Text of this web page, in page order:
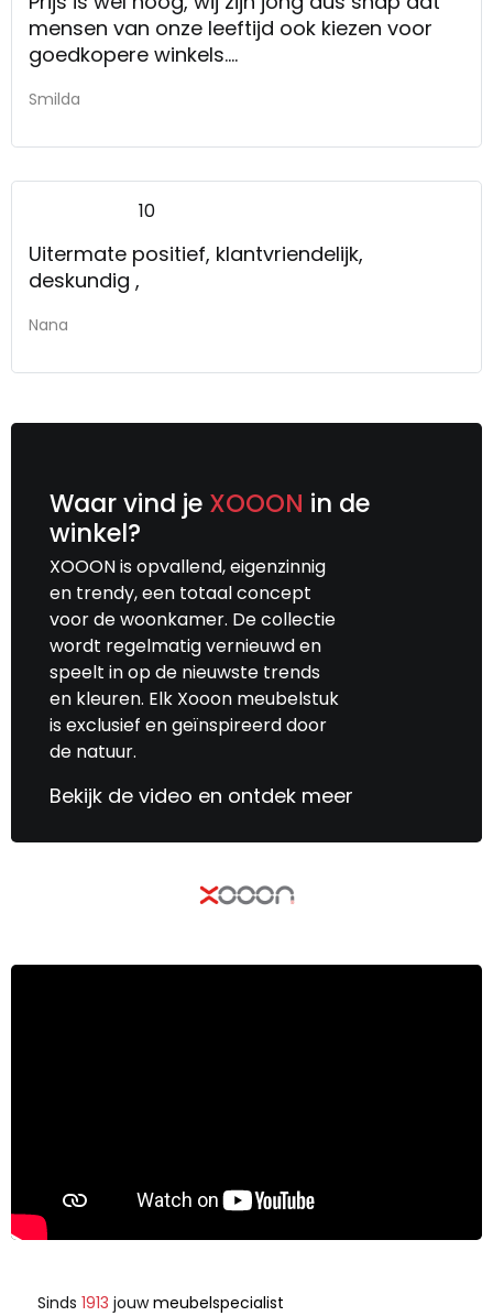
mensen van onze leeftijd ook kiezen voor
goedkopere winkels.
Smilda
10
Uitermate positief, klantvriendelijk,
deskundig ,
Nana
Waar vind je XOOON in de
winkel?
XOOON is opvallend, eigenzinnig
en trendy, een totaal concept
voor de woonkamer. De collectie
wordt regelmatig vernieuwd en
speelt in op de nieuwste trends
en kleuren. Elk Xooon meubelstuk
is exclusief en geïnspireerd door
de natuur.
Bekijk de video en ontdek meer
Sinds 1913 jouwmeubelspecialist